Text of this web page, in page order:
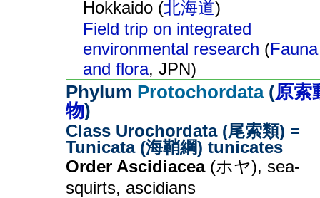
Hokkaido (北海道)
Field trip on integrated
environmental research (Fauna
and flora, JPN)
Phylum Protochordata(原索
物)
Class Urochordata (尾索類) =
Tunicata (海鞘綱) tunicates
Order Ascidiacea(ホヤ), sea-
squirts, ascidians